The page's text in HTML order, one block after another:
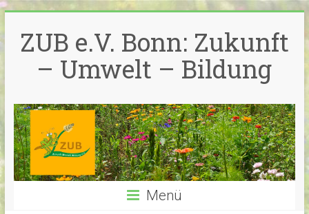
Inhalt
springen
ZUB e.V. Bonn: Zukunft
– Umwelt – Bildung
Menü